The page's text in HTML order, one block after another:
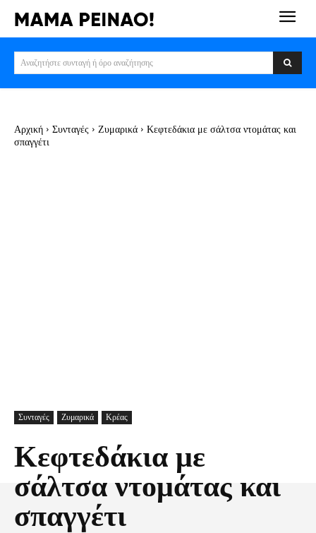
Αναζητήστε συνταγή ή όρο αναζήτησης
Αρχική Συνταγές Ζυμαρικά
Κεφτεδάκια με σάλτσα ντομάτας και
σπαγγέτι
Συνταγές Ζυμαρικά Κρέας
Κεφτεδάκια με
σάλτσα ντομάτας και
σπαγγέτι